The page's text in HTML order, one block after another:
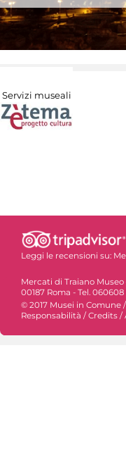
Servizi museali
Leggi le recensioni su:
Mercati di Traiano
00187 Roma - Tel.
© 2017 Musei in Comune /
Responsabilità /Credits /